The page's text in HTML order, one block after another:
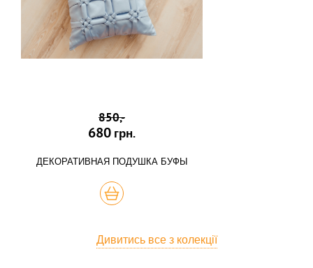
850,-
680 грн.
ДЕКОРАТИВНАЯ ПОДУШКА БУФЫ
КУПИТЬ
Дивитись все з колекції